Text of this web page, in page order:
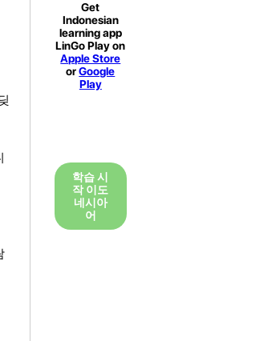
Get
Indonesian
learning app
LinGo Play on
Apple Store
orGoogle
Play
학습 시
작 이도
네시아
어